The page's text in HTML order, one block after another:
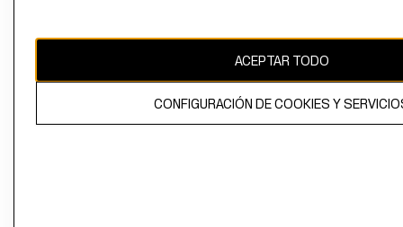
propiedad de H&M Hennes & Mauritz AB
ACEPTAR TODO
CONFIGURACIÓN DE COOKIES Y